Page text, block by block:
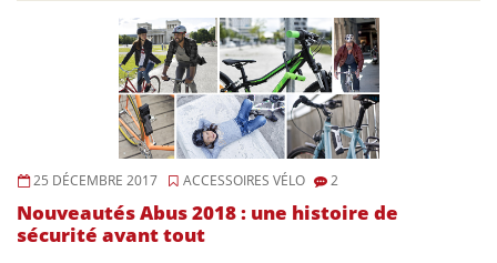
25 DÉCEMBRE 2017 ACCESSOIRES VÉLO 2
Nouveautés Abus 2018 : une histoire de
sécurité avant tout